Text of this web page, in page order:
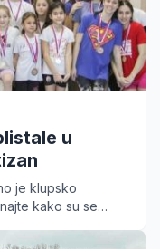
u
je klupsko
kako su se